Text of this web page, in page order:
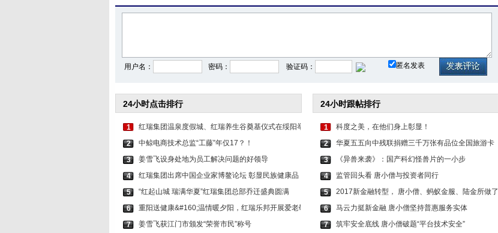
用户名： 密码： 验证码： 匿名发表
24小时点击排行
1
红瑞集团温泉度假城、红瑞养生谷奠基仪式在绥阳举
2
中鲸电商技术总监“工藤”年仅17？！
3
姜雪飞设身处地为员工解决问题的好领导
4
红瑞集团出席中国企业家博鳌论坛 彰显民族健康品
5
“红起山城 瑞满华夏”红瑞集团总部乔迁盛典圆满
6
重阳送健康&#160;温情暖夕阳，红瑞乐邦开展爱老敬
7
姜雪飞获江门市颁发“荣誉市民”称号
24小时跟帖排行
1
科度之美，在他们身上彰显！
2
华夏五五向中残联捐赠三千万张有品位全国旅游卡
3
《异兽来袭》：国产科幻怪兽片的一小步
4
监管回头看 唐小僧与投资者同行
5
2017新金融转型， 唐小僧、蚂蚁金服、陆金所做了
6
马云力挺新金融 唐小僧坚持普惠服务实体
7
筑牢安全底线 唐小僧破题“平台技术安全”